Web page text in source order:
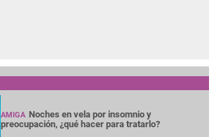
AMIGA Noches en vela por insomnio y
preocupación, ¿qué hacer para tratarlo?